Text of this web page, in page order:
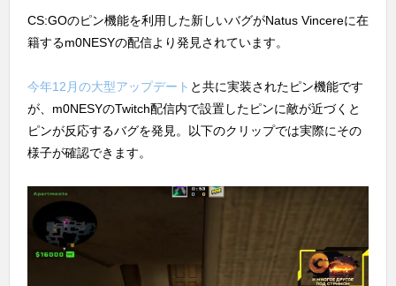
CS:GOのピン機能を利用した新しいバグがNatus Vincereに在
籍するm0NESYの配信より発見されています。
今年12月の大型アップデート と共に実装されたピン機能です
が、m0NESYのTwitch配信内で設置したピンに敵が近づくと
ピンが反応するバグを発見。以下のクリップでは実際にその
様子が確認できます。